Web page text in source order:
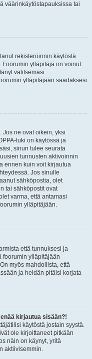
väärinkäytöstapauksissa tai
rekisteröinnin käytöstä
ylläpitäjä on voinut
valitsemasi
ylläpitäjään saadaksesi
Jos ne ovat oikein, yksi
tuki on käytössä ja
sinun tulee seurata
tunnusten aktivoinnin
ennen kuin voit kirjautua
Jos sinulle
sähköpostia, olet
tai sähköpostit ovat
varma, että antamasi
ylläpitäjään.
että tunnuksesi ja
foorumin ylläpitäjään
myös mahdollista, että
ja heidän pitäisi korjata
kirjautua sisään?!
käytöstä jostain syystä.
ole kirjoittaneet pitkään
näin on käynyt, yritä
aktiivisemmin.